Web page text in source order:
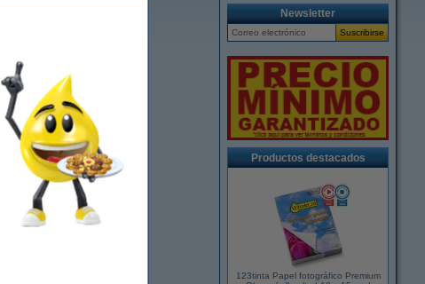
Newsletter
Productos destacados
123tinta Papel fotográfico Premium